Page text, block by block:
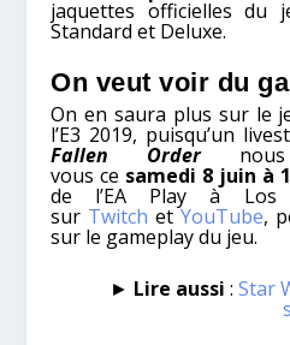
jaquettes officielles du
Standard et Deluxe.
On veut voir du
On en saura plus sur le
l’E3 2019, puisqu’un
Fallen Order
vous ce samedi 8 juin à
de l’EA Play à Los
sur Twitch etYouTube,
sur le gameplay du jeu.
► Lire aussi : Star